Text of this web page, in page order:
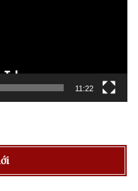
11:22